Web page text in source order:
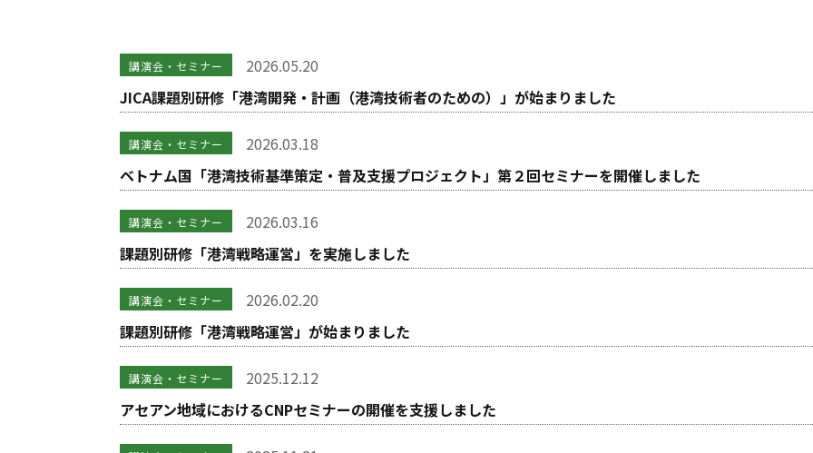
講演会・セミナー
2026.05.20
JICA課題別研修「港湾開発・計画（港湾技術者のための）」が始まりました
講演会・セミナー
2026.03.18
ベトナム国「港湾技術基準策定・普及支援プロジェクト」第２回セミナーを開催しました
講演会・セミナー
2026.03.16
課題別研修「港湾戦略運営」を実施しました
講演会・セミナー
2026.02.20
課題別研修「港湾戦略運営」が始まりました
講演会・セミナー
2025.12.12
アセアン地域におけるCNPセミナーの開催を支援しました